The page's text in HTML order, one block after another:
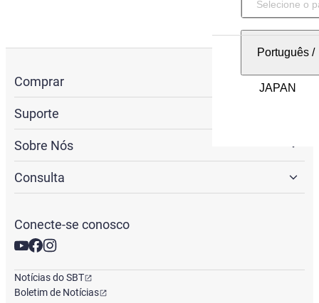
Português/
Comprar
Suporte
Sobre Nós
Consulta
Conecte-se conosco
Notícias do SBT
Boletim de Notícias